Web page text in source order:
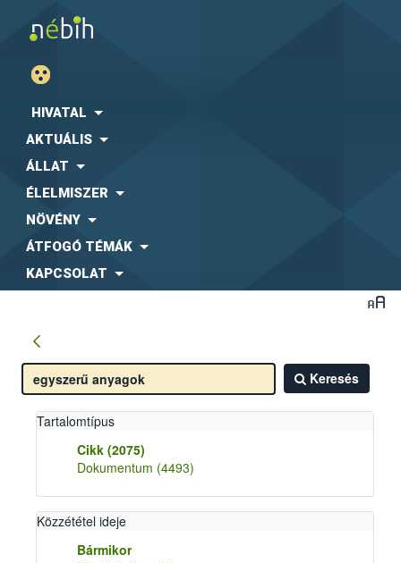
HIVATAL
AKTUÁLIS
ÁLLAT
ÉLELMISZER
NÖVÉNY
ÁTFOGÓ TÉMÁK
KAPCSOLAT
Keresés
Tartalomtípus
Cikk (2075)
Dokumentum (4493)
Közzététel ideje
Bármikor